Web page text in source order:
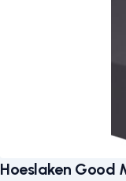
Hoeslaken Good